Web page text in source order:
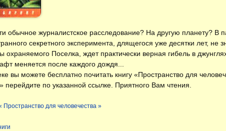
обычное журналистское расследование? На другую планету? В
секретного эксперимента, длящегося уже десятки лет,
охраняемого Поселка, ждет практически верная гибель в
меняется после каждого дождя...
вы можете бесплатно почитать книгу «Пространство для
перейдите по указанной ссылке. Приятного Вам чтения.
Пространство для человечества »